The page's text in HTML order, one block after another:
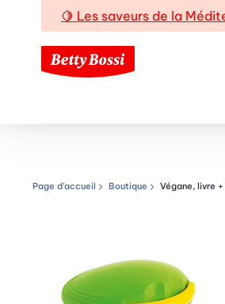
🍋 Les saveurs de la
Chemin de navigation
Page d’accueil Boutique Végane, livre